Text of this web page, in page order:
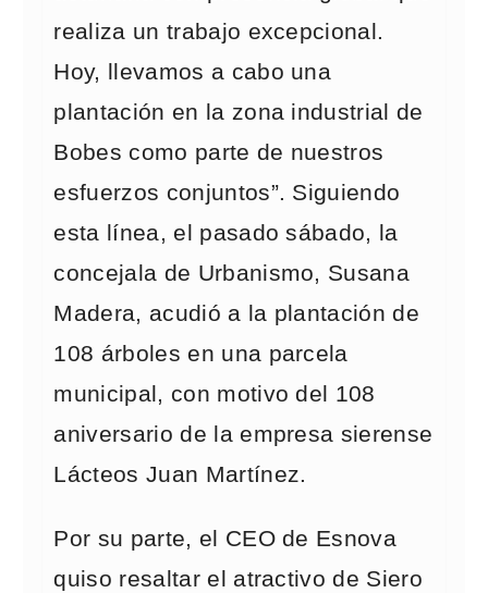
realiza un trabajo excepcional.
Hoy, llevamos a cabo una
plantación en la zona industrial de
Bobes como parte de nuestros
esfuerzos conjuntos”. Siguiendo
esta línea, el pasado sábado, la
concejala de Urbanismo, Susana
Madera, acudió a la plantación de
108 árboles en una parcela
municipal, con motivo del 108
aniversario de la empresa sierense
Lácteos Juan Martínez.
Por su parte, el CEO de Esnova
quiso resaltar el atractivo de Siero